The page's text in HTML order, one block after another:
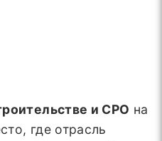
и СРО на
где отрасль